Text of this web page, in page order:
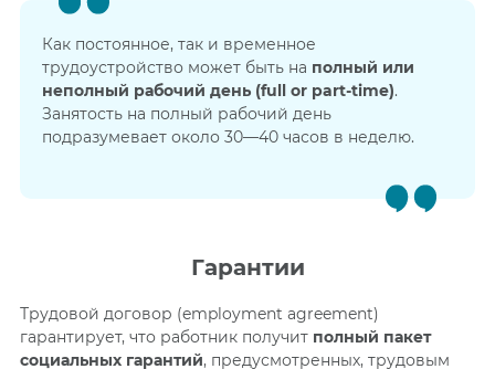
Как постоянное, так и временное
трудоустройство может быть на полный или
неполный рабочий день (full or part-time).
Занятость на полный рабочий день
подразумевает около 30—40 часов в неделю.
Гарантии
Трудовой договор (employment agreement)
гарантирует, что работник получит полный пакет
социальных гарантий, предусмотренных, трудовым